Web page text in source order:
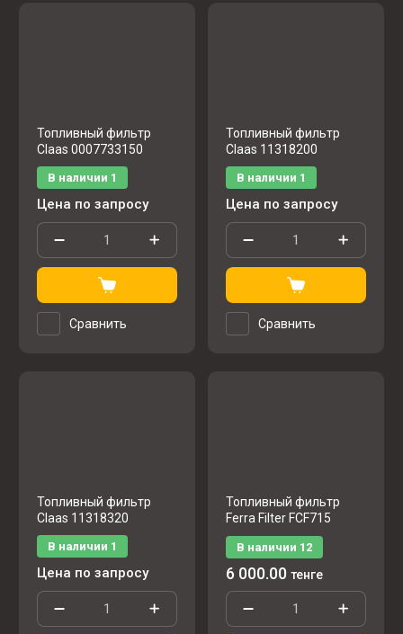
Топливный фильтр
Claas 0007733150
В наличии 1
Цена по запросу
Сравнить
Топливный фильтр
Claas 11318200
В наличии 1
Цена по запросу
Сравнить
Топливный фильтр
Claas 11318320
В наличии 1
Цена по запросу
Топливный фильтр
Ferra Filter FCF715
В наличии 12
6 000.00 тенге